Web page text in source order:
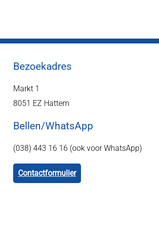
Bezoekadres
Markt 1
8051 EZ Hattem
Bellen/WhatsApp
(038) 443 16 16 (ook voor WhatsApp)
Contactformulier